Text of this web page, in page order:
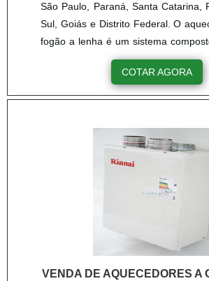
São Paulo, Paraná, Santa Catarina,
Sul, Goiás e Distrito Federal. O
fogão a lenha é um sistema
elementos, que visa fornecer
ambiente ou para fins sanitários em
Para isso, utiliza o calor proveniente
de água fogão a lenha contam
COTAR AGORA
VENDA DE AQUECEDORES A